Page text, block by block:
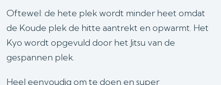
Oftewel: de hete plek wordt minder heet omdat
de Koude plek de hitte aantrekt en opwarmt. Het
Kyo wordt opgevuld door het Jitsu van de
gespannen plek.
Heel eenvoudig om te doen en super